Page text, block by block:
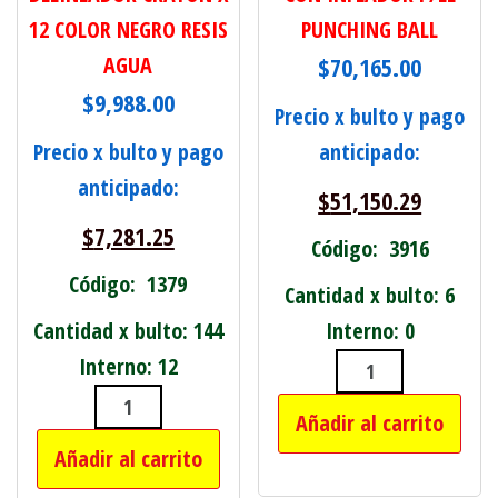
12 COLOR NEGRO RESIS
AGUA
$9,988.00
Precio x bulto y pago
anticipado:
$7,281.25
Código: 1379
Cantidad x bulto: 144
Interno: 12
DELINEADOR CRAYON X 12 COLOR
Añadir al carrito
PUNCHING BALL
$70,165.00
Precio x bulto y pago
anticipado:
$51,150.29
Código: 3916
Cantidad x bulto: 6
Interno: 0
SET DE BOX
Añadir al carrito